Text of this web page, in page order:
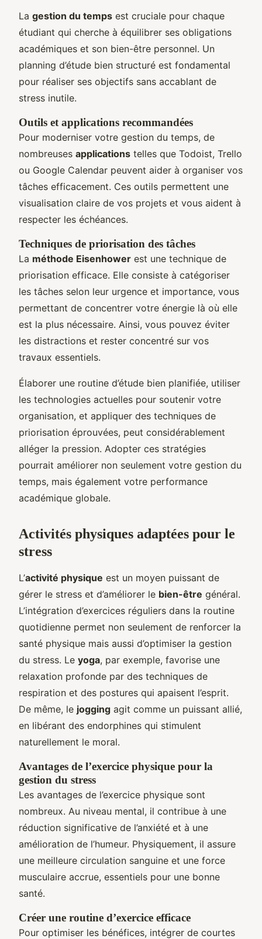
La gestion du temps est cruciale pour chaque
étudiant qui cherche à équilibrer ses obligations
académiques et son bien-être personnel. Un
planning d’étude bien structuré est fondamental
pour réaliser ses objectifs sans accablant de
stress inutile.
Outils et applications recommandées
Pour moderniser votre gestion du temps, de
nombreuses applications telles que Todoist, Trello
ou Google Calendar peuvent aider à organiser vos
tâches efficacement. Ces outils permettent une
visualisation claire de vos projets et vous aident à
respecter les échéances.
Techniques de priorisation des tâches
La méthode Eisenhower est une technique de
priorisation efficace. Elle consiste à catégoriser
les tâches selon leur urgence et importance, vous
permettant de concentrer votre énergie là où elle
est la plus nécessaire. Ainsi, vous pouvez éviter
les distractions et rester concentré sur vos
travaux essentiels.
Élaborer une routine d’étude bien planifiée, utiliser
les technologies actuelles pour soutenir votre
organisation, et appliquer des techniques de
priorisation éprouvées, peut considérablement
alléger la pression. Adopter ces stratégies
pourrait améliorer non seulement votre gestion du
temps, mais également votre performance
académique globale.
Activités physiques adaptées pour le
stress
L’activité physique est un moyen puissant de
gérer le stress et d’améliorer le bien-être général.
L’intégration d’exercices réguliers dans la routine
quotidienne permet non seulement de renforcer la
santé physique mais aussi d’optimiser la gestion
du stress. Le yoga, par exemple, favorise une
relaxation profonde par des techniques de
respiration et des postures qui apaisent l’esprit.
De même, le jogging agit comme un puissant allié,
en libérant des endorphines qui stimulent
naturellement le moral.
Avantages de l’exercice physique pour la
gestion du stress
Les avantages de l’exercice physique sont
nombreux. Au niveau mental, il contribue à une
réduction significative de l’anxiété et à une
amélioration de l’humeur. Physiquement, il assure
une meilleure circulation sanguine et une force
musculaire accrue, essentiels pour une bonne
santé.
Créer une routine d’exercice efficace
Pour optimiser les bénéfices, intégrer de courtes